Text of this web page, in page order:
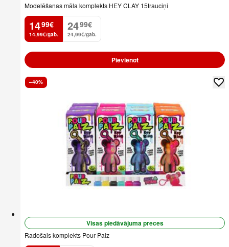
Modelēšanas māla komplekts HEY CLAY 15trauciņi
14
. 99€
14,99€/gab.
24
. 99€
24,99€/gab.
Pievienot
–40%
Visas piedāvājuma preces
Radošais komplekts Pour Palz